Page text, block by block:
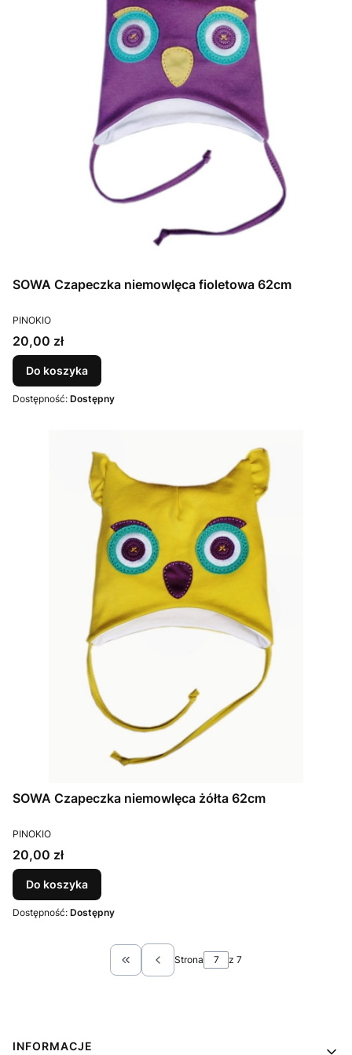
SOWA Czapeczka niemowlęca fioletowa 62cm
PRODUCENT
PINOKIO
Cena
20,00 zł
Do koszyka
Dostępność: Dostępny
SOWA Czapeczka niemowlęca żółta 62cm
PRODUCENT
PINOKIO
Cena
20,00 zł
Do koszyka
Dostępność: Dostępny
Wróć do pierwszej strony z produktami
Strona z 7
Linki w stopce
INFORMACJE